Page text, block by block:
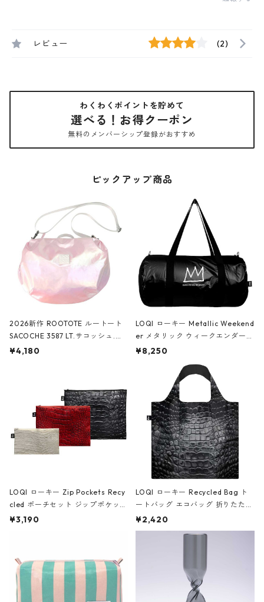
レビュー (2)
わくわくポイントを貯めて
選べる！お得クーポン
無料のメンバーシップ登録がおすすめ
ピックアップ商品
2026新作 ROOTOTE ルートート
SACOCHE 3587 LT.サコッシュ.ル
ミエ-B ショルダーバッグ グロスピ
¥4,180
LOQI ローキー Metallic Weekend
er メタリック ウィークエンダー
ボストンバッグ ショルダーバッグ
Black ジャン=ミッシェル・バスキ
ア/クラウン ブラック
¥8,250
LOQI ローキー Zip Pockets Recy
cled ポーチセット ジップポケット
ファスナーポーチ 撥水加工 トラベ
ーガンディー、オフホワイト
¥3,190
LOQI ローキー Recycled Bag ト
ートバッグ エコバッグ 折りたたみ
大きめ 撥水加工 収納ポーチ CRO
CODILE/Black クロコダイル/ブラ
¥2,420